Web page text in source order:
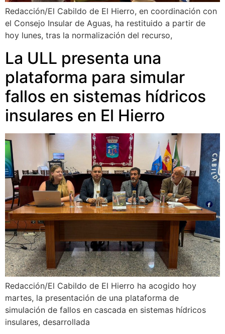
Redacción/El Cabildo de El Hierro, en coordinación con
el Consejo Insular de Aguas, ha restituido a partir de
hoy lunes, tras la normalización del recurso,
La ULL presenta una
plataforma para simular
fallos en sistemas hídricos
insulares en El Hierro
Redacción/El Cabildo de El Hierro ha acogido hoy
martes, la presentación de una plataforma de
simulación de fallos en cascada en sistemas hídricos
insulares, desarrollada